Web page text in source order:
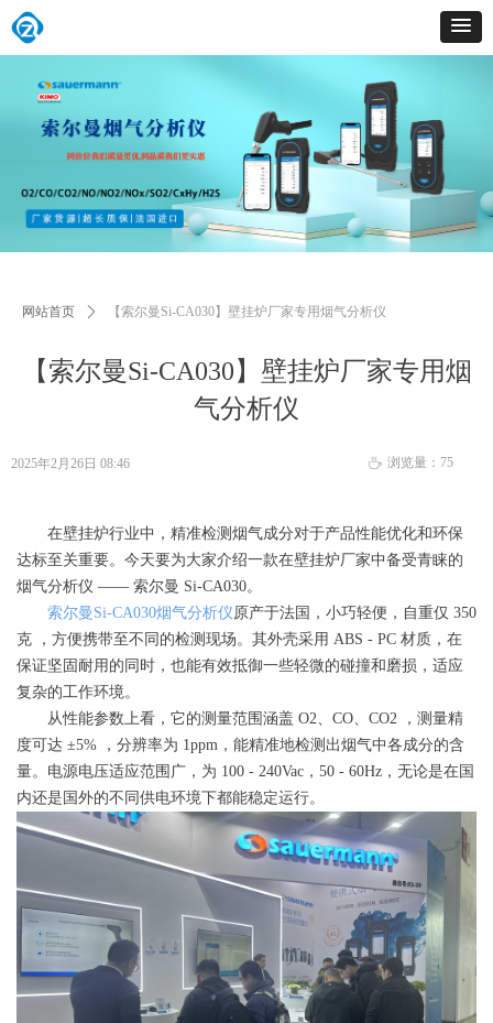
【索尔曼Si-CA030】壁挂炉厂家专用烟
气分析仪
网站首页 ꄲ 【索尔曼Si-CA030】壁挂炉厂家专用烟气分析仪
在壁挂炉行业中，精准检测烟气成分对于产品性能优化和环保
达标至关重要。今天要为大家介绍一款在壁挂炉厂家中备受青睐的
烟气分析仪 —— 索尔曼 Si-CA030。
索尔曼Si-CA030烟气分析仪原产于法国，小巧轻便，自重仅 350
克 ，方便携带至不同的检测现场。其外壳采用 ABS - PC 材质，在
保证坚固耐用的同时，也能有效抵御一些轻微的碰撞和磨损，适应
复杂的工作环境。
从性能参数上看，它的测量范围涵盖 O2、CO、CO2 ，测量精
度可达 ±5% ，分辨率为 1ppm，能精准地检测出烟气中各成分的含
量。电源电压适应范围广，为 100 - 240Vac，50 - 60Hz，无论是在国
内还是国外的不同供电环境下都能稳定运行。
2025年2月26日 08:46 ꄘ 浏览量： 75